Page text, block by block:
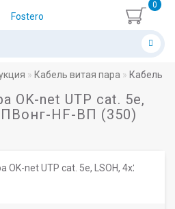
0
Кабель витая пара Кабель
OK-net UTP cat. 5e,
HF-ВП (350)